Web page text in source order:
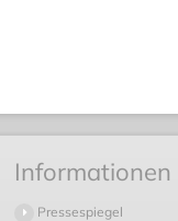
Informationen
Pressespiegel